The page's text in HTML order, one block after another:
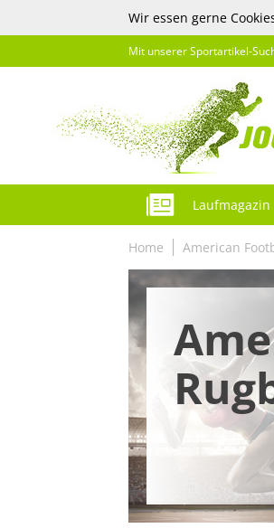
Wir essen gerne
Mit unserer Sportartikel-
Laufmagazin
Home American